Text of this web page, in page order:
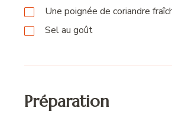
Une poignée de coriandre
Sel au goût
Préparation